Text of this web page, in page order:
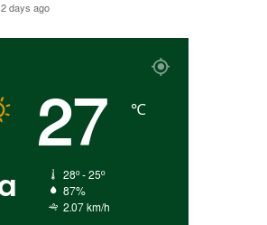
2 days ago
27 ℃
28º - 25º
87%
2.07 km/h